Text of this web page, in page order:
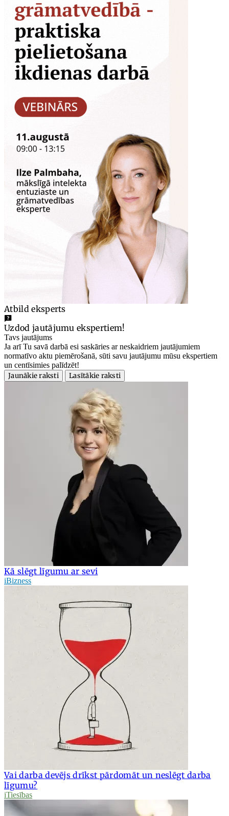
Atbild eksperts
Uzdod jautājumu ekspertiem!
Tavs jautājums
Ja arī Tu savā darbā esi saskāries ar neskaidriem jautājumiem
normatīvo aktu piemērošanā, sūti savu jautājumu mūsu ekspertiem
un centīsimies palīdzēt!
Jaunākie raksti
Lasītākie raksti
Kā slēgt līgumu ar sevi
iBizness
Vai darba devējs drīkst pārdomāt un neslēgt darba
līgumu?
iTiesības